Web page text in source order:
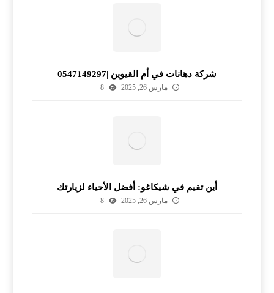
شركة دهانات في أم القيوين |0547149297
مارس 26, 2025 8
أين تقيم في شيكاغو: أفضل الأحياء لزيارتك
مارس 26, 2025 8